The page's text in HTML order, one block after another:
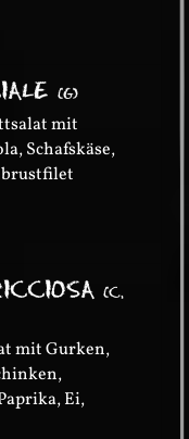
(G)
mit
Schafskäse,
(C,
mit Gurken,
Ei,